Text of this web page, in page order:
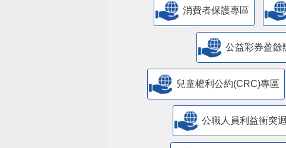
消費者保護專區
公益彩券盈餘
兒童權利公約(CRC)專區
公職人員利益衝突